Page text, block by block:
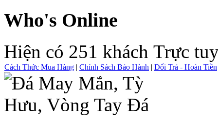
Who's Online
Hiện có 251 khách Trực
Cách Thức Mua Hàng | Chính Sách Bảo Hành | Đổi Trả - Hoàn Tiền